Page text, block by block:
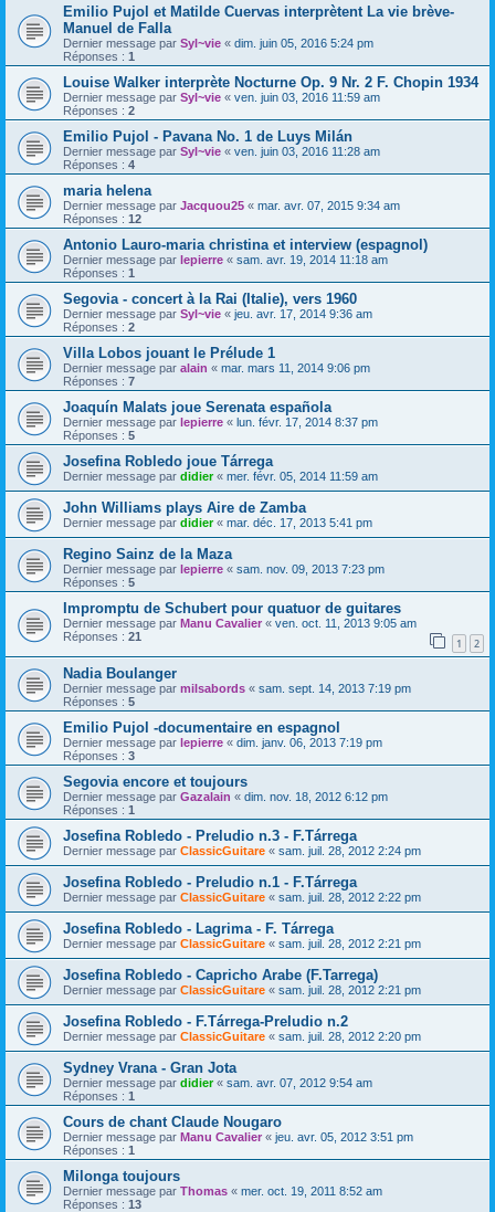
Emilio Pujol et Matilde Cuervas interprètent La vie brève-
Manuel de Falla
Dernier message par Syl~vie « dim. juin 05, 2016 5:24 pm
Réponses : 1
Louise Walker interprète Nocturne Op. 9 Nr. 2 F. Chopin 1934
Dernier message par Syl~vie « ven. juin 03, 2016 11:59 am
Réponses : 2
Emilio Pujol - Pavana No. 1 de Luys Milán
Dernier message par Syl~vie « ven. juin 03, 2016 11:28 am
Réponses : 4
maria helena
Dernier message par Jacquou25 « mar. avr. 07, 2015 9:34 am
Réponses : 12
Antonio Lauro-maria christina et interview (espagnol)
Dernier message par lepierre « sam. avr. 19, 2014 11:18 am
Réponses : 1
Segovia - concert à la Rai (Italie), vers 1960
Dernier message par Syl~vie « jeu. avr. 17, 2014 9:36 am
Réponses : 2
Villa Lobos jouant le Prélude 1
Dernier message par alain « mar. mars 11, 2014 9:06 pm
Réponses : 7
Joaquín Malats joue Serenata española
Dernier message par lepierre « lun. févr. 17, 2014 8:37 pm
Réponses : 5
Josefina Robledo joue Tárrega
Dernier message par didier« mer. févr. 05, 2014 11:59 am
John Williams plays Aire de Zamba
Dernier message par didier« mar. déc. 17, 2013 5:41 pm
Regino Sainz de la Maza
Dernier message par lepierre « sam. nov. 09, 2013 7:23 pm
Réponses : 5
Impromptu de Schubert pour quatuor de guitares
Dernier message par Manu Cavalier « ven. oct. 11, 2013 9:05 am
Réponses : 21 1 2
Nadia Boulanger
Dernier message par milsabords « sam. sept. 14, 2013 7:19 pm
Réponses : 5
Emilio Pujol -documentaire en espagnol
Dernier message par lepierre « dim. janv. 06, 2013 7:19 pm
Réponses : 3
Segovia encore et toujours
Dernier message par Gazalain « dim. nov. 18, 2012 6:12 pm
Réponses : 1
Josefina Robledo - Preludio n.3 - F.Tárrega
Dernier message par ClassicGuitare « sam. juil. 28, 2012 2:24 pm
Josefina Robledo - Preludio n.1 - F.Tárrega
Dernier message par ClassicGuitare « sam. juil. 28, 2012 2:22 pm
Josefina Robledo - Lagrima - F. Tárrega
Dernier message par ClassicGuitare « sam. juil. 28, 2012 2:21 pm
Josefina Robledo - Capricho Arabe (F.Tarrega)
Dernier message par ClassicGuitare « sam. juil. 28, 2012 2:21 pm
Josefina Robledo - F.Tárrega-Preludio n.2
Dernier message par ClassicGuitare « sam. juil. 28, 2012 2:20 pm
Sydney Vrana - Gran Jota
Dernier message par didier« sam. avr. 07, 2012 9:54 am
Réponses : 1
Cours de chant Claude Nougaro
Dernier message par Manu Cavalier « jeu. avr. 05, 2012 3:51 pm
Réponses : 1
Milonga toujours
Dernier message par Thomas « mer. oct. 19, 2011 8:52 am
Réponses : 13